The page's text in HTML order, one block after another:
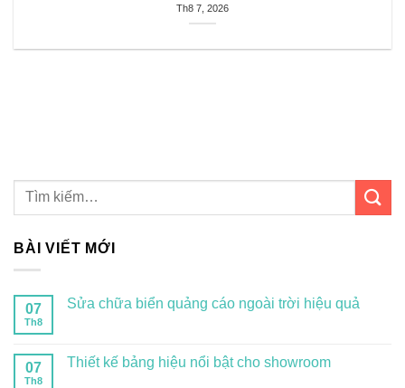
Th8 7, 2026
BÀI VIẾT MỚI
07
Th8
Sửa chữa biển quảng cáo ngoài trời hiệu quả
07
Th8
Thiết kế bảng hiệu nổi bật cho showroom